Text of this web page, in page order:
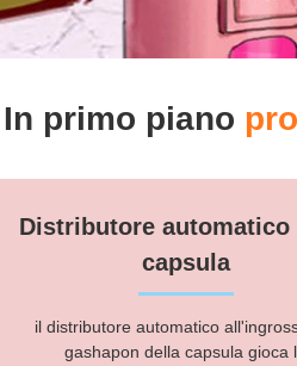
In primo piano
Distributore automatico
capsula
il distributore automatico
gashapon della capsula gioca